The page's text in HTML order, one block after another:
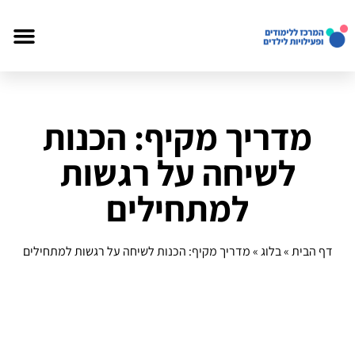
מדריך מקיף: הכנות
לשיחה על רגשות
למתחילים
דף הבית»בלוג»מדריך מקיף: הכנות לשיחה על רגשות למתחילים